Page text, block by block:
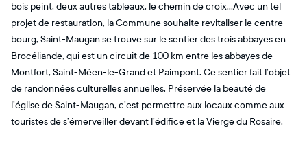
bois peint, deux autres tableaux, le chemin de croix…Avec un tel
projet de restauration, la Commune souhaite revitaliser le centre
bourg, Saint-Maugan se trouve sur le sentier des trois abbayes en
Brocéliande, qui est un circuit de 100 km entre les abbayes de
Montfort, Saint-Méen-le-Grand et Paimpont. Ce sentier fait l’objet
de randonnées culturelles annuelles. Préservée la beauté de
l’église de Saint-Maugan, c’est permettre aux locaux comme aux
touristes de s’émerveiller devant l’édifice et la Vierge du Rosaire.